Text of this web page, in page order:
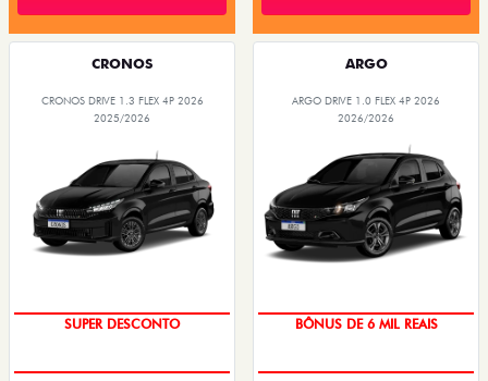
CRONOS
CRONOS DRIVE 1.3 FLEX 4P 2026
2025/2026
ARGO
ARGO DRIVE 1.0 FLEX 4P 2026
2026/2026